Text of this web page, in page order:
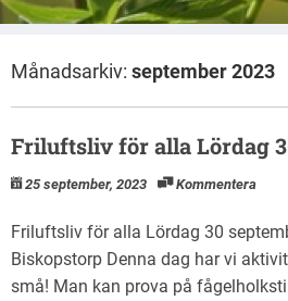
Månadsarkiv: september 2023
Friluftsliv för alla Lördag
25 september, 2023 Kommentera
Friluftsliv för alla Lördag 30
Biskopstorp Denna dag har vi
små! Man kan prova på